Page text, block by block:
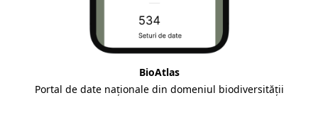
BioAtlas
Portal de date naționale din domeniul biodiversității